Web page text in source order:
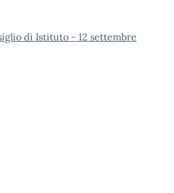
di Istituto - 12 settembre